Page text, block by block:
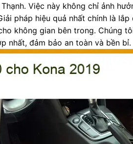
Việc này không chỉ ảnh
pháp hiệu quả nhất chính là lắp
không gian bên trong. Chúng
nhất, đảm bảo an toàn và bền bỉ.